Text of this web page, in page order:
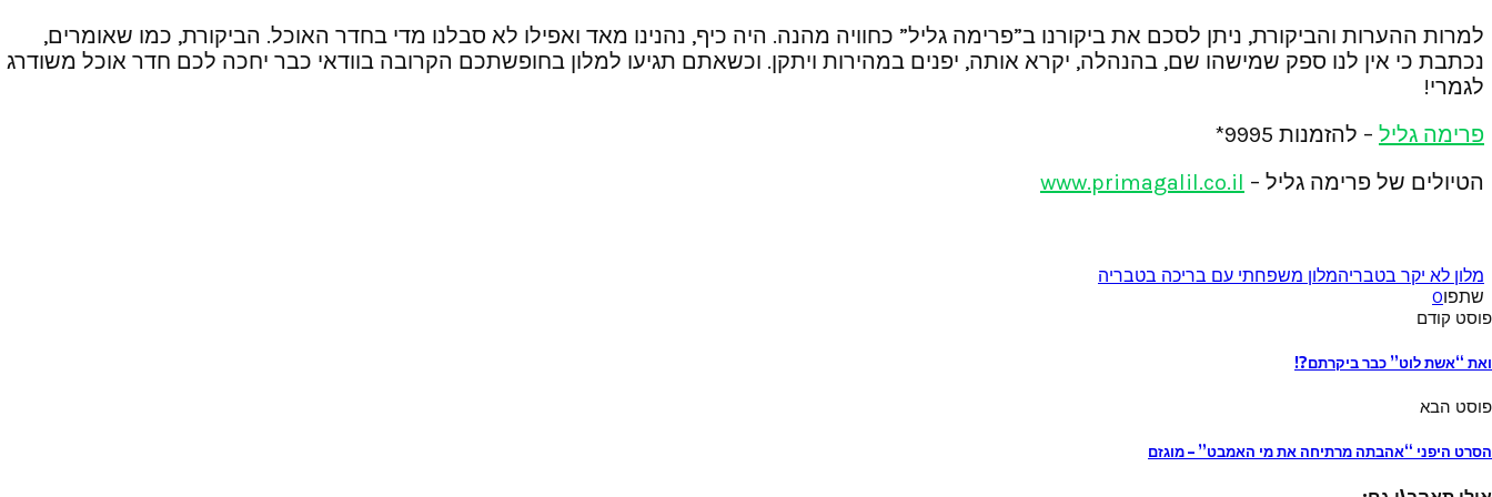
למרות ההערות והביקורת, ניתן לסכם את ביקורנו ב”פרימה גליל” כחוויה מהנה. היה כיף, נהנינו מאד ואפילו לא סבלנו מדי בחדר האוכל. הביקורת, כמו שאומרים,
נכתבת כי אין לנו ספק שמישהו שם, בהנהלה, יקרא אותה, יפנים במהירות ויתקן. וכשאתם תגיעו למלון בחופשתכם הקרובה בוודאי כבר יחכה לכם חדר אוכל משודרג
לגמרי!
פרימה גליל – להזמנות 9995*
הטיולים של פרימה גליל – www.primagalil.co.il
מלון לא יקר בטבריהמלון משפחתי עם בריכה בטבריה
שתפו0
פוסט קודם
ואת “אשת לוט” כבר ביקרתם?!
פוסט הבא
הסרט היפני “אהבתה מרתיחה את מי האמבט” – מוגזם